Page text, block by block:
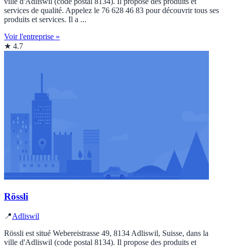
services de qualité. Appelez le 76 628 46 83 pour découvrir tous ses
produits et services. Il a ...
Voir l'entreprise »
★ 4.7
Rössli
📍Adliswil
Rössli est situé Webereistrasse 49, 8134 Adliswil, Suisse, dans la
ville d'Adliswil (code postal 8134). Il propose des produits et